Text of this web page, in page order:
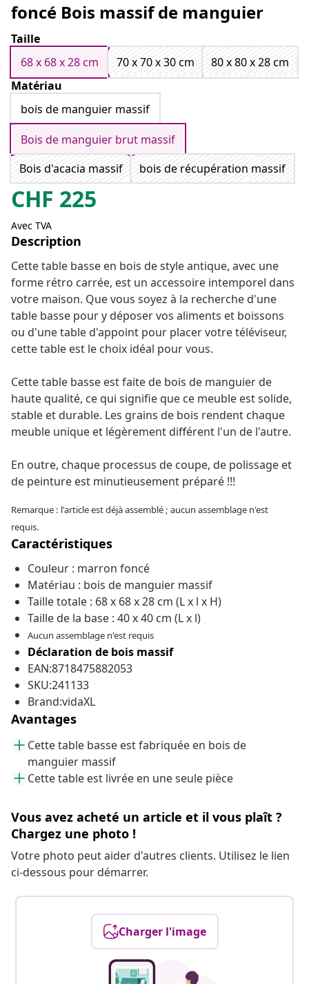
foncé Bois massif de manguier
Taille
68 x 68 x 28 cm
70 x 70 x 30 cm
80 x 80 x 28 cm
Matériau
bois de manguier massif
Bois de manguier brut massif
Bois d'acacia massif
bois de récupération massif
CHF 225
Avec TVA
Description
Cette table basse en bois de style antique, avec une
forme rétro carrée, est un accessoire intemporel dans
votre maison. Que vous soyez à la recherche d'une
table basse pour y déposer vos aliments et boissons
ou d'une table d'appoint pour placer votre téléviseur,
cette table est le choix idéal pour vous.
Cette table basse est faite de bois de manguier de
haute qualité, ce qui signifie que ce meuble est solide,
stable et durable. Les grains de bois rendent chaque
meuble unique et légèrement différent l'un de l'autre.
En outre, chaque processus de coupe, de polissage et
de peinture est minutieusement préparé !!!
Remarque : l'article est déjà assemblé ; aucun assemblage n'est
requis.
Caractéristiques
Couleur : marron foncé
Matériau : bois de manguier massif
Taille totale : 68 x 68 x 28 cm (L x l x H)
Taille de la base : 40 x 40 cm (L x l)
Aucun assemblage n'est requis
Déclaration de bois massif
EAN:8718475882053
SKU:241133
Brand:vidaXL
Avantages
Cette table basse est fabriquée en bois de
manguier massif
Cette table est livrée en une seule pièce
Vous avez acheté un article et il vous plaît ?
Chargez une photo !
Votre photo peut aider d'autres clients. Utilisez le lien
ci-dessous pour démarrer.
Charger l'image